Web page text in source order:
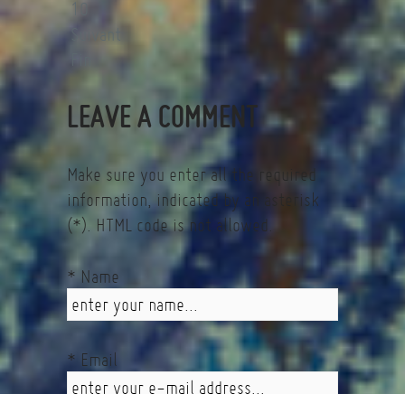
10
Suivant
LEAVE A COMMENT
Make sure you enter all the required
information, indicated by an asterisk
(*). HTML code is not allowed.
* Name
* Email